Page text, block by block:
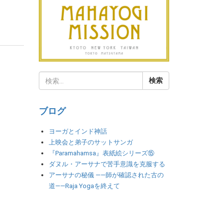
ブログ
ヨーガとインド神話
上映会と弟子のサットサンガ
『Paramahamsa』表紙絵シリーズ⑮
ダヌル・アーサナで苦手意識を克服する
アーサナの秘儀 ――師が確認された古の
道――Raja Yogaを終えて